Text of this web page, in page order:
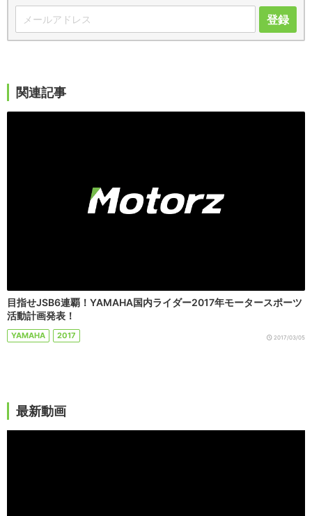
登録
関連記事
目指せJSB6連覇！YAMAHA国内ライダー2017年モータースポーツ
活動計画発表！
YAMAHA 2017 2017/03/05
最新動画